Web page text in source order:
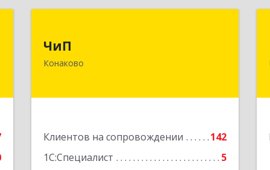
ЧиП
Конаково
Клиентов на сопровождении
142
1С:Специалист
5
н, Конаково г, Энергетиков ул, дом №